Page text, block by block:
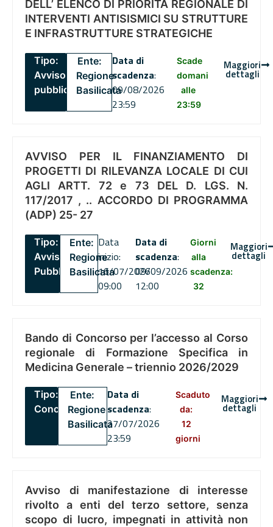
DELL’ ELENCO DI PRIORITÀ REGIONALE DI
INTERVENTI ANTISISMICI SU STRUTTURE
E INFRASTRUTTURE STRATEGICHE
Tipo:
Avviso
pubblico
Ente:
Regione
Basilicata
Data di
scadenza:
09/08/2026
23:59
Scade
domani
alle
23:59
Maggiori
dettagli
AVVISO PER IL FINANZIAMENTO DI
PROGETTI DI RILEVANZA LOCALE DI CUI
AGLI ARTT. 72 e 73 DEL D. LGS. N.
117/2017 , .. ACCORDO DI PROGRAMMA
(ADP) 25- 27
Tipo:
Avviso
Pubblico
Ente:
Regione
Basilicata
Data
inizio:
16/07/2026
09:00
Data di
scadenza:
09/09/2026
12:00
Giorni
alla
scadenza:
32
Maggiori
dettagli
Bando di Concorso per l’accesso al Corso
regionale di Formazione Specifica in
Medicina Generale – triennio 2026/2029
Tipo:
Concorsi
Ente:
Regione
Basilicata
Data di
scadenza:
27/07/2026
23:59
Scaduto
da:
12
giorni
Maggiori
dettagli
Avviso di manifestazione di interesse
rivolto a enti del terzo settore, senza
scopo di lucro, impegnati in attività non